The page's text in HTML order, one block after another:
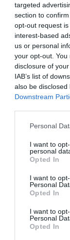
targeted
section to
opt-out request
interest-based
us or personal
your opt-out.
disclosure of
IAB’s list of
also be
Downstream
Personal
I want to
personal
Opted In
I want to
Personal
Opted In
I want to
Personal
Opted In
impacte
ser un
una
de
2021, la
d’ebitda molt
superior al
cada pas ha
solidesa del
equips
La solidesa
dels casos
volgut
amb una